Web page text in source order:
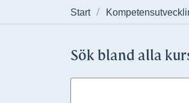
Start
Sök bland alla